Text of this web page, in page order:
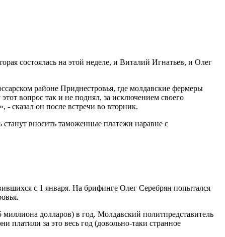
состоялась на этой неделе, и Виталий Игнатьев, и Олег
районе Приднестровья, где молдавские фермеры
вопрос так и не поднял, за исключением своего
сказал он после встречи во вторник.
вносить таможенные платежи наравне с
с 1 января. На брифинге Олег Серебрян попытался
долларов) в год. Молдавский политпредставитель
платили за это весь год (довольно-таки странное